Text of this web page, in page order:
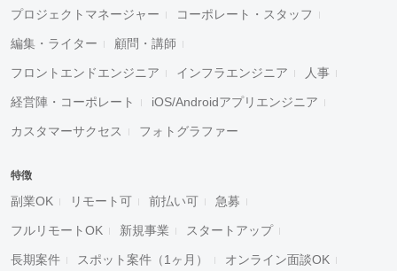
プロジェクトマネージャー コーポレート・スタッフ
編集・ライター 顧問・講師
フロントエンドエンジニア インフラエンジニア 人事
経営陣・コーポレート iOS/Androidアプリエンジニア
カスタマーサクセス フォトグラファー
特徴
副業OK リモート可 前払い可 急募
フルリモートOK 新規事業 スタートアップ
長期案件 スポット案件（1ヶ月） オンライン面談OK